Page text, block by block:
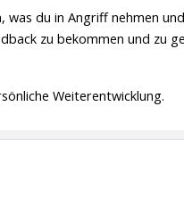
du in Angriff nehmen
zu bekommen und zu
Weiterentwicklung.